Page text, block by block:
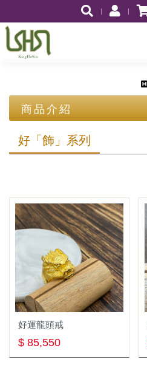
商品介紹
歷史價格表
柴金ChaiJin
水瓶座1/20~2/18
雙魚座2/19~3/20
白羊座3/21~4/19
金牛座4/20~5/20
雙子座5/21~6/21
巨蟹座6/22~7/22
獅子座7/23~8/22
柴金好運戒
圖騰系列
好「飾」系列
黃金神獸系列
黃金項鍊
黃金墜飾
黃金對戒
好「飾」系列
好運龍頭戒
$ 85,550